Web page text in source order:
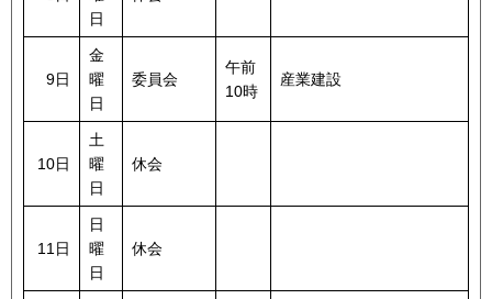
日
9日
金
曜
日
委員会
午前
10時
産業建設
10日
土
曜
日
休会
11日
日
曜
日
休会